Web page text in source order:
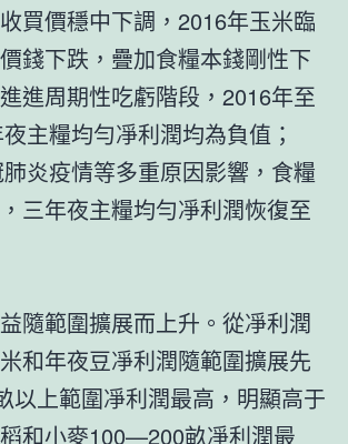
買價穩中下調，2016年玉米臨
錢下跌，疊加食糧本錢剛性下
進周期性吃虧階段，2016年至
主糧均勻凈利潤均為負值；
炎疫情等多重原因影響，食糧
三年夜主糧均勻凈利潤恢復至
隨範圍擴展而上升。從凈利潤
和年夜豆凈利潤隨範圍擴展先
以上範圍凈利潤最高，明顯高于
和小麥100—200畝凈利潤最